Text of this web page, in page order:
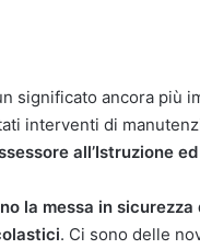
significato ancora più
interventi di
all’Istruzione
la messa in
. Ci sono delle